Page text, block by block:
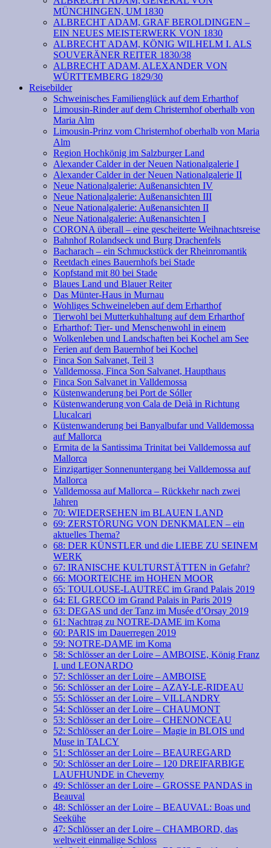
MÜNCHINGEN, UM 1830
ALBRECHT ADAM, GRAF BEROLDINGEN –
EIN NEUES MEISTERWERK VON 1830
ALBRECHT ADAM, KÖNIG WILHELM I. ALS
SOUVERÄNER REITER 1830/38
ALBRECHT ADAM, ALEXANDER VON
WÜRTTEMBERG 1829/30
Reisebilder
Schweinisches Familienglück auf dem Erharthof
Limousin-Rinder auf dem Christernhof oberhalb von
Maria Alm
Limousin-Prinz vom Christernhof oberhalb von Maria
Alm
Region Hochkönig im Salzburger Land
Alexander Calder in der Neuen Nationalgalerie I
Alexander Calder in der Neuen Nationalgalerie II
Neue Nationalgalerie: Außenansichten IV
Neue Nationalgalerie: Außenansichten III
Neue Nationalgalerie: Außenansichten II
Neue Nationalgalerie: Außenansichten I
CORONA überall – eine gescheiterte Weihnachtsreise
Bahnhof Rolandseck und Burg Drachenfels
Bacharach – ein Schmuckstück der Rheinromantik
Reetdach eines Bauernhofs bei Stade
Kopfstand mit 80 bei Stade
Blaues Land und Blauer Reiter
Das Münter-Haus in Murnau
Wohliges Schweineleben auf dem Erharthof
Tierwohl bei Mutterkuhhaltung auf dem Erharthof
Erharthof: Tier- und Menschenwohl in einem
Wolkenleben und Landschaften bei Kochel am See
Ferien auf dem Bauernhof bei Kochel
Finca Son Salvanet, Teil 3
Valldemossa, Finca Son Salvanet, Haupthaus
Finca Son Salvanet in Valldemossa
Küstenwanderung bei Port de Sóller
Küstenwanderung von Cala de Deià in Richtung
Llucalcari
Küstenwanderung bei Banyalbufar und Valldemossa
auf Mallorca
Ermita de la Santissima Trinitat bei Valldemossa auf
Mallorca
Einzigartiger Sonnenuntergang bei Valldemossa auf
Mallorca
Valldemossa auf Mallorca – Rückkehr nach zwei
Jahren
70: WIEDERSEHEN im BLAUEN LAND
69: ZERSTÖRUNG VON DENKMALEN – ein
aktuelles Thema?
68: DER KÜNSTLER und die LIEBE ZU SEINEM
WERK
67: IRANISCHE KULTURSTÄTTEN in Gefahr?
66: MOORTEICHE im HOHEN MOOR
65: TOULOUSE-LAUTREC im Grand Palais 2019
64: EL GRECO im Grand Palais in Paris 2019
63: DEGAS und der Tanz im Musée d’Orsay 2019
61: Nachtrag zu NOTRE-DAME im Koma
60: PARIS im Dauerregen 2019
59: NOTRE-DAME im Koma
58: Schlösser an der Loire – AMBOISE, König Franz
I. und LEONARDO
57: Schlösser an der Loire – AMBOISE
56: Schlösser an der Loire – AZAY-LE-RIDEAU
55: Schlösser an der Loire – VILLANDRY
54: Schlösser an der Loire – CHAUMONT
53: Schlösser an der Loire – CHENONCEAU
52: Schlösser an der Loire – Magie in BLOIS und
Muse in TALCY
51: Schlösser an der Loire – BEAUREGARD
50: Schlösser an der Loire – 120 DREIFARBIGE
LAUFHUNDE in Cheverny
49: Schlösser an der Loire – GROSSE PANDAS in
Beauval
48: Schlösser an der Loire – BEAUVAL: Boas und
Seekühe
47: Schlösser an der Loire – CHAMBORD, das
weltweit einmalige Schloss